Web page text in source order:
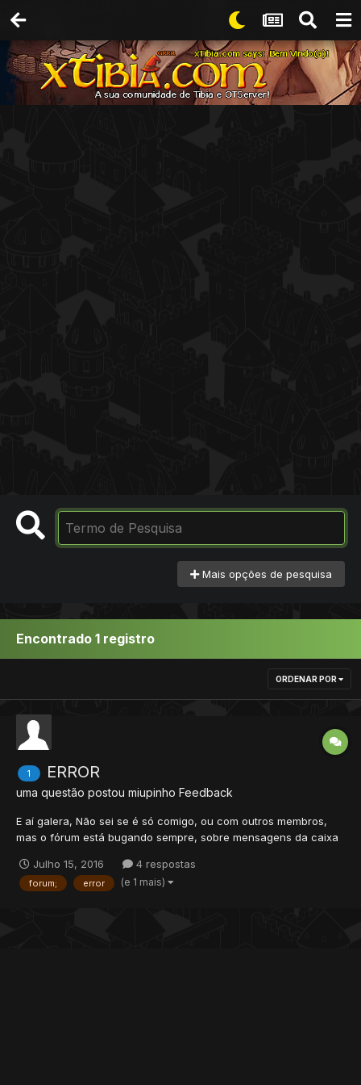
Mais opções de pesquisa
Encontrado 1 registro
ORDENAR POR
1 ERROR
uma questão postou miupinho Feedback
E aí galera, Não sei se é só comigo, ou com outros membros,
mas o fórum está bugando sempre, sobre mensagens da caixa
abre. Gostaria de receber um feedback sobre esse bug, se já
estão cientes ou se é o primeiro caso que reclama sobre....
Julho 15, 2016 4 respostas
forum; error (e 1 mais)